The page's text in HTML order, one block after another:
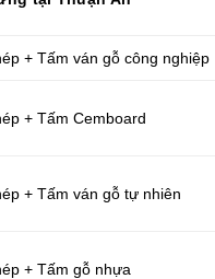
+ Tấm ván gỗ công nghiệp
+ Tấm Cemboard
+ Tấm ván gỗ tự nhiên
+ Tấm gỗ nhựa